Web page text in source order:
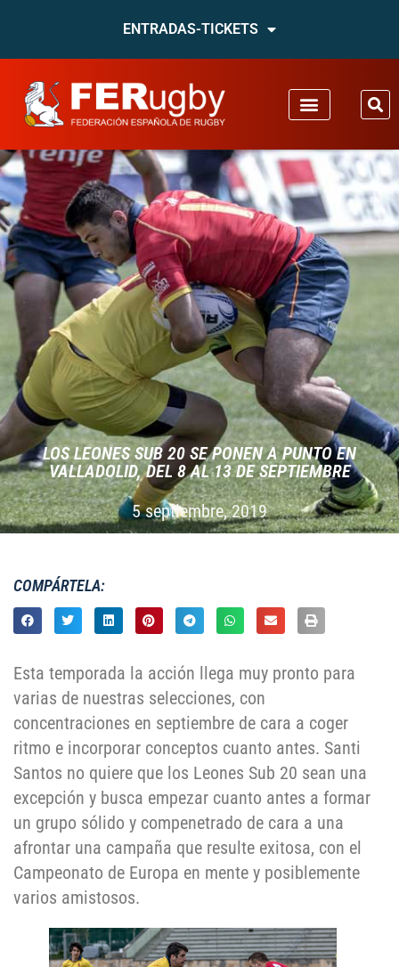
ENTRADAS-TICKETS
LOS LEONES SUB 20 SE PONEN A PUNTO EN
VALLADOLID, DEL 8 AL 13 DE SEPTIEMBRE
5 septiembre, 2019
COMPÁRTELA:
Esta temporada la acción llega muy pronto para
varias de nuestras selecciones, con
concentraciones en septiembre de cara a coger
ritmo e incorporar conceptos cuanto antes. Santi
Santos no quiere que los Leones Sub 20 sean una
excepción y busca empezar cuanto antes a formar
un grupo sólido y compenetrado de cara a una
afrontar una campaña que resulte exitosa, con el
Campeonato de Europa en mente y posiblemente
varios amistosos.